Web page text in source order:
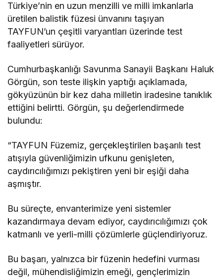
Türkiye’nin en uzun menzilli ve milli imkanlarla
üretilen balistik füzesi ünvanını taşıyan
TAYFUN’un çeşitli varyantları üzerinde test
faaliyetleri sürüyor.
Cumhurbaşkanlığı Savunma Sanayii Başkanı Haluk
Görgün, son teste ilişkin yaptığı açıklamada,
gökyüzünün bir kez daha milletin iradesine tanıklık
ettiğini belirtti. Görgün, şu değerlendirmede
bulundu:
“TAYFUN Füzemiz, gerçekleştirilen başarılı test
atışıyla güvenliğimizin ufkunu genişleten,
caydırıcılığımızı pekiştiren yeni bir eşiği daha
aşmıştır.
Bu süreçte, envanterimize yeni sistemler
kazandırmaya devam ediyor, caydırıcılığımızı çok
katmanlı ve yerli-milli çözümlerle güçlendiriyoruz.
Bu başarı, yalnızca bir füzenin hedefini vurması
değil, mühendisliğimizin emeği, gençlerimizin